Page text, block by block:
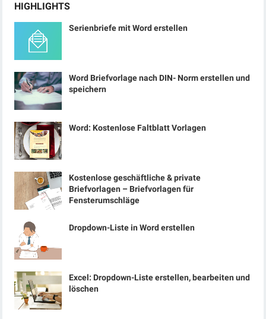
HIGHLIGHTS
Serienbriefe mit Word erstellen
Word Briefvorlage nach DIN- Norm erstellen und
speichern
Word: Kostenlose Faltblatt Vorlagen
Kostenlose geschäftliche & private
Briefvorlagen – Briefvorlagen für
Fensterumschläge
Dropdown-Liste in Word erstellen
Excel: Dropdown-Liste erstellen, bearbeiten und
löschen